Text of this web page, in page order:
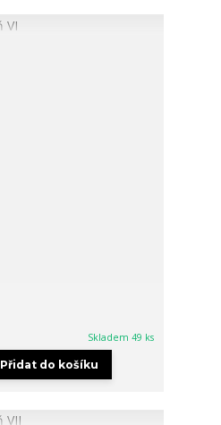
Skladem 49 ks
Přidat do košíku